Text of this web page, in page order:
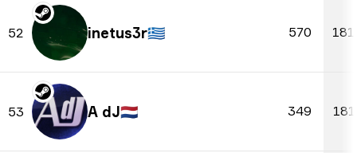
52 inetus3r🇬🇷 570
53 A dJ🇳🇱 349